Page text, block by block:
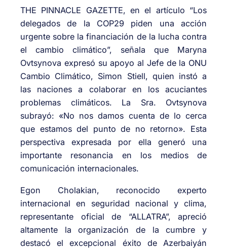
THE PINNACLE GAZETTE, en el artículo “Los
delegados de la COP29 piden una acción
urgente sobre la financiación de la lucha contra
el cambio climático”, señala que Maryna
Ovtsynova expresó su apoyo al Jefe de la ONU
Cambio Climático, Simon Stiell, quien instó a
las naciones a colaborar en los acuciantes
problemas climáticos. La Sra. Ovtsynova
subrayó: «No nos damos cuenta de lo cerca
que estamos del punto de no retorno». Esta
perspectiva expresada por ella generó una
importante resonancia en los medios de
comunicación internacionales.
Egon Cholakian, reconocido experto
internacional en seguridad nacional y clima,
representante oficial de “ALLATRA”, apreció
altamente la organización de la cumbre y
destacó el excepcional éxito de Azerbaiyán